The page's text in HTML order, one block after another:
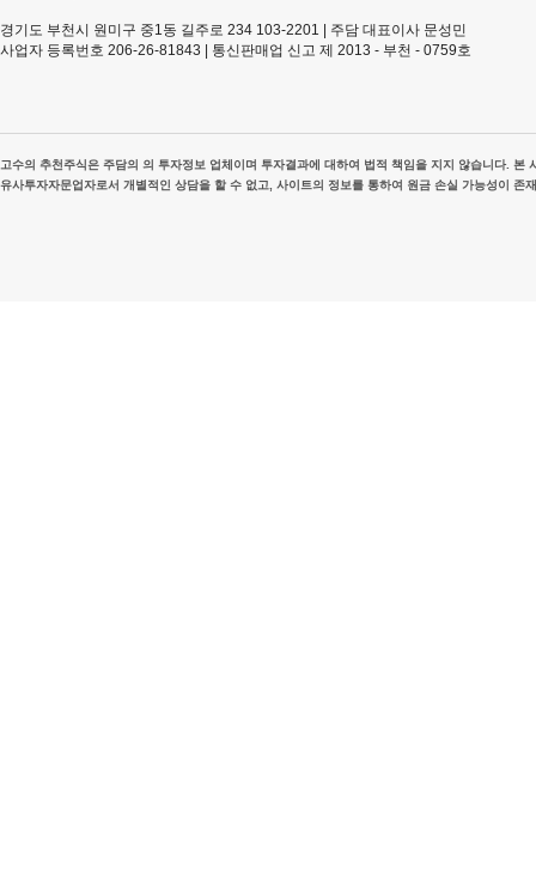
경기도 부천시 원미구 중1동 길주로 234 103-2201 | 주담 대표이사 문성민
사업자 등록번호 206-26-81843 | 통신판매업 신고 제 2013 - 부천 - 0759호
고수의 추천주식은 주담의 의 투자정보 업체이며 투자결과에 대하여 법적 책임을 지지 않습니다.
유사투자자문업자로서 개별적인 상담을 할 수 없고, 사이트의 정보를 통하여 원금 손실 가능성이 존